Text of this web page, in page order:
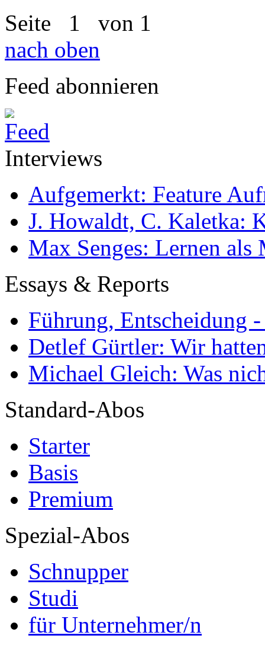
Seite 1 von 1
nach oben
Feed abonnieren
Interviews
Aufgemerkt: Feature
J. Howaldt, C. Kaletka:
Max Senges: Lernen als
Essays & Reports
Führung, Entscheidung
Detlef Gürtler: Wir
Michael Gleich: Was
Standard-Abos
Starter
Basis
Premium
Spezial-Abos
Schnupper
Studi
für Unternehmer/n